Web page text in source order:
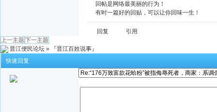
回帖是网络最美丽的行为！
有时一篇好的回贴，可以让你回味一生！
回复
引用
上一主题 下一主题
晋江便民论坛 »
『晋江百姓说事』
快速回复